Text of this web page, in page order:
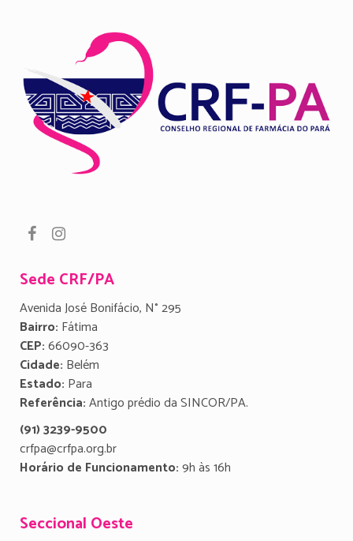
Sede CRF/PA
Avenida José Bonifácio, N° 295
Bairro: Fátima
CEP:66090-363
Cidade: Belém
Estado: Para
Referência:Antigo prédio da SINCOR/PA.
(91) 3239-9500
crfpa@crfpa.org.br
Horário de Funcionamento:9h às 16h
Seccional Oeste